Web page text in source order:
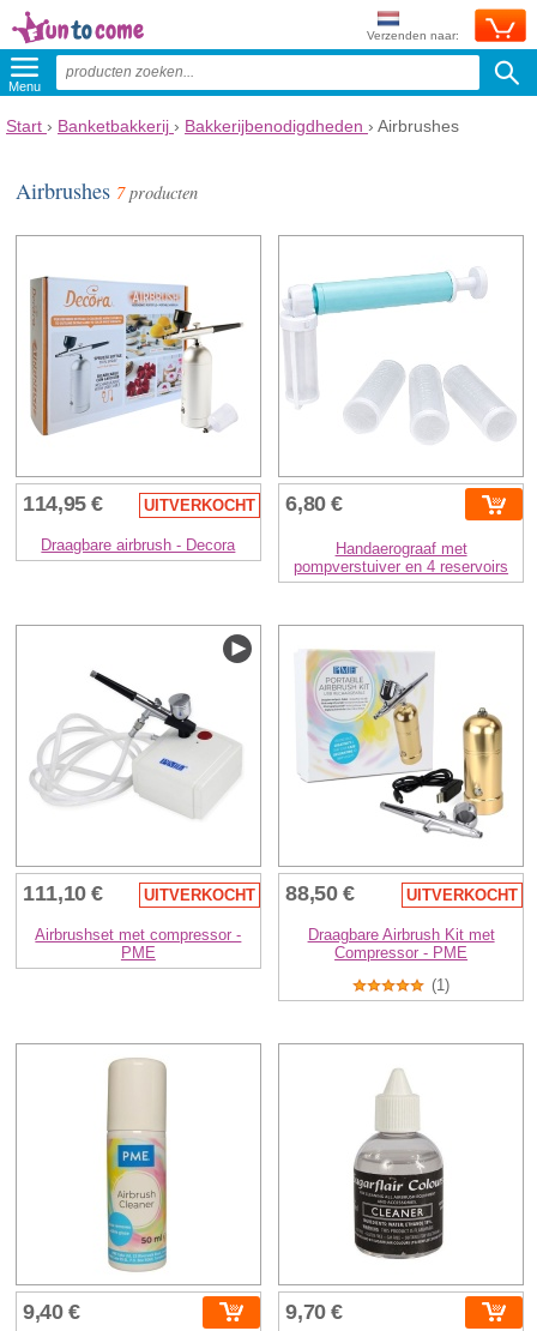
Verzenden naar:
Menu
Start › Banketbakkerij › Bakkerijbenodigdheden › Airbrushes
Airbrushes 7producten
114,95 € UITVERKOCHT
Draagbare airbrush - Decora
6,80 €
Handaerograaf met
pompverstuiver en 4 reservoirs
111,10 € UITVERKOCHT
Airbrushset met compressor -
PME
88,50 € UITVERKOCHT
Draagbare Airbrush Kit met
Compressor - PME
(1)
9,40 € 9,70 €